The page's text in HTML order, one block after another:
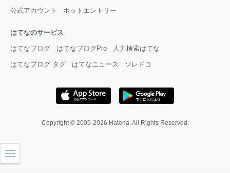
公式アカウント ホットエントリー
はてなのサービス
はてなブログ はてなブログPro 人力検索はてな
はてなブログ タグ はてなニュース ソレドコ
Copyright © 2005-2026 Hatena. All Rights Reserved.